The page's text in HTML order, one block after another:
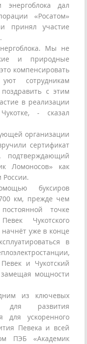
энергоблока дал
«Росатом»
принял участие
Мы не
и природные
компенсировать
сотрудникам
с этим
в реализации
- сказал
организации
сертификат
подтверждающий
Ломоносов» как
России.
буксиров
км, прежде чем
точке
Чукотского
уже в конце
в
и Чукотский
мощности
из ключевых
для развития
для ускоренного
Певека и всей
ПЭБ «Академик